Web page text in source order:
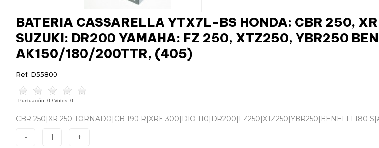
BATERIA CASSARELLA YTX7L-BS HONDA: CBR 250,
SUZUKI: DR200 YAMAHA: FZ 250, XTZ250, YBR250
AK150/180/200TTR, (405)
Ref: D55800
Puntuación: 0 / Votos: 0
CBR 250|XR 250 TORNADO|CB 190 R|XRE 300|DIO 110|DR200|FZ250|XTZ250|YBR250|BENELLI 180
- 1 +